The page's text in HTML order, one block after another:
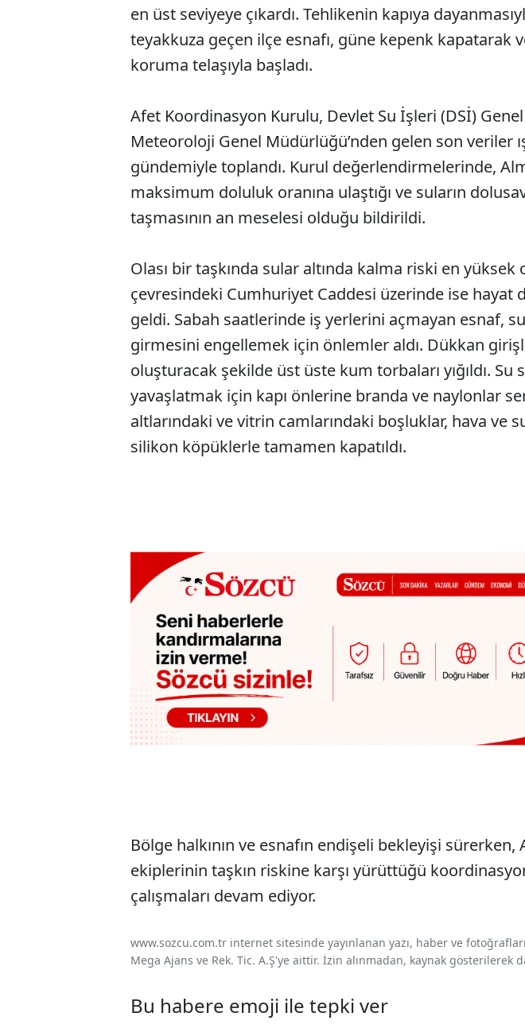
en üst seviyeye çıkardı. Tehlikenin kapıya
teyakkuza geçen ilçe esnafı, güne kepenk kapatarak
koruma telaşıyla başladı.
Afet Koordinasyon Kurulu, Devlet Su İşleri (DSİ)
Meteoroloji Genel Müdürlüğü’nden gelen son veriler
gündemiyle toplandı. Kurul değerlendirmelerinde,
maksimum doluluk oranına ulaştığı ve suların
taşmasının an meselesi olduğu bildirildi.
Olası bir taşkında sular altında kalma riski en yüksek
çevresindeki Cumhuriyet Caddesi üzerinde ise hayat
geldi. Sabah saatlerinde iş yerlerini açmayan esnaf,
girmesini engellemek için önlemler aldı. Dükkan
oluşturacak şekilde üst üste kum torbaları yığıldı. Su
yavaşlatmak için kapı önlerine branda ve naylonlar
altlarındaki ve vitrin camlarındaki boşluklar, hava ve
silikon köpüklerle tamamen kapatıldı.
Bölge halkının ve esnafın endişeli bekleyişi sürerken,
ekiplerinin taşkın riskine karşı yürüttüğü
çalışmaları devam ediyor.
www.sozcu.com.tr internet sitesinde yayınlanan yazı, haber ve
Mega Ajans ve Rek. Tic. A.Ş'ye aittir. İzin alınmadan, kaynak gösterilerek
Bu habere emoji ile tepki ver